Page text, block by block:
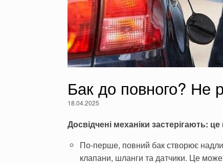
Бак до повного? Не
18.04.2025
Досвідчені механіки застерігають:
По-перше, повний бак створює
клапани, шланги та датчики. Це може